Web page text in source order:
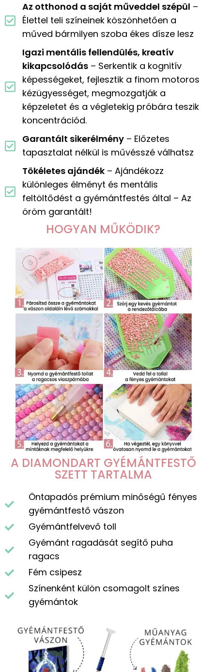
Az otthonod a saját műveddel szépül –
Élettel teli színeinek köszönhetően a
műved bármilyen szoba ékes dísze lesz
Igazi mentális fellendülés, kreatív
kikapcsolódás – Serkentik a kognitív
képességeket, fejlesztik a finom motoros
kézügyességet, megmozgatják a
képzeletet és a végletekig próbára teszik
koncentrációd.
Garantált sikerélmény – Előzetes
tapasztalat nélkül is művésszé válhatsz
Tökéletes ajándék – Ajándékozz
különleges élményt és mentális
feltöltődést a gyémántfestés által – Az
öröm garantált!
HOGYAN MŰKÖDIK?
A DIAMONDART GYÉMÁNTFESTŐ
SZETT TARTALMA
Öntapadós prémium minőségű fényes
gyémántfestő vászon
Gyémántfelvevő toll
Gyémánt ragadását segítő puha
ragacs
Fém csipesz
Színenként külön csomagolt színes
gyémántok